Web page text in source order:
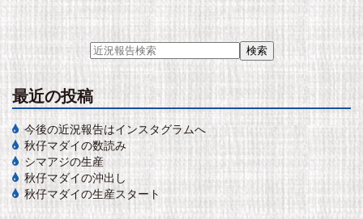
最近の投稿
今後の近況報告はインスタグラムへ
秋仔マダイの数読み
シマアジの生産
秋仔マダイの沖出し
秋仔マダイの生産スタート